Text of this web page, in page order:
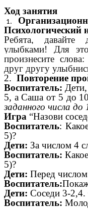
Ход занятия
Психологический
Ребята, давайте
улыбками! Для
произнесите
друг другу
2. Повторение
Воспитатель:
5, а Саша от 5 до
заданного числа до
Игра “Назови
Воспитатель:
5)?
Дети: За числом 4
Воспитатель:
5)?
Дети: Перед
Воспитатель:
Дети: Соседи 3-
Воспитатель: